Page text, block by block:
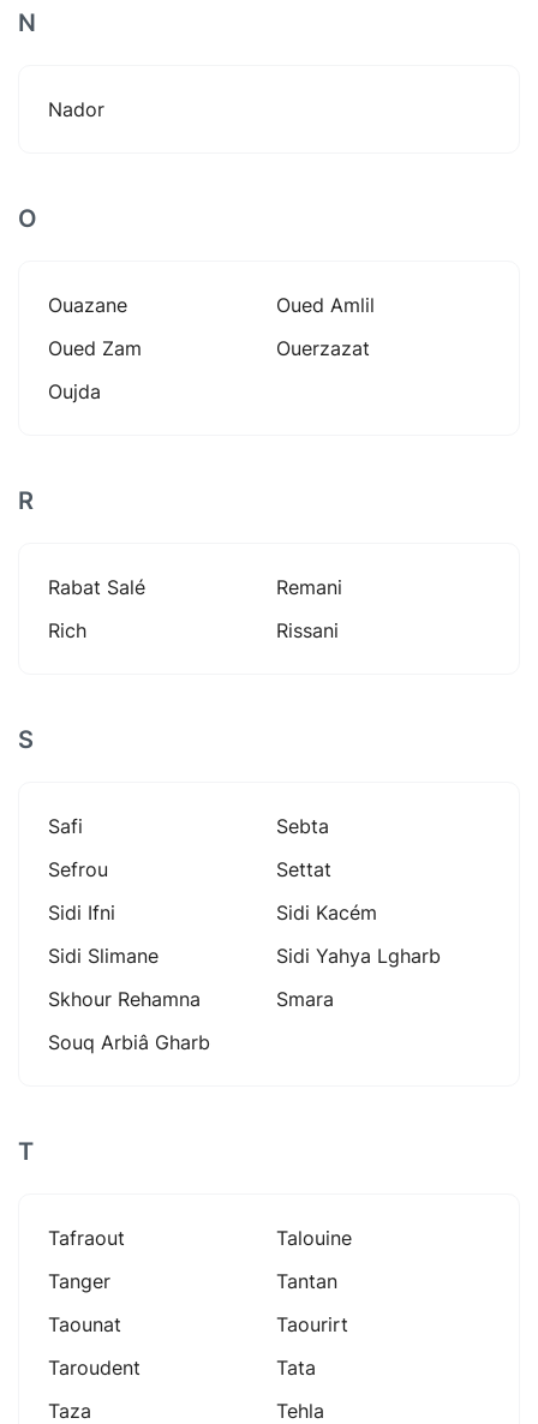
N
Nador
O
Ouazane
Oued Amlil
Oued Zam
Ouerzazat
Oujda
R
Rabat Salé
Remani
Rich
Rissani
S
Safi
Sebta
Sefrou
Settat
Sidi Ifni
Sidi Kacém
Sidi Slimane
Sidi Yahya Lgharb
Skhour Rehamna
Smara
Souq Arbiâ Gharb
T
Tafraout
Talouine
Tanger
Tantan
Taounat
Taourirt
Taroudent
Tata
Taza
Tehla